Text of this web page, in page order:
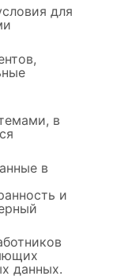
для
в
в
и
данных.